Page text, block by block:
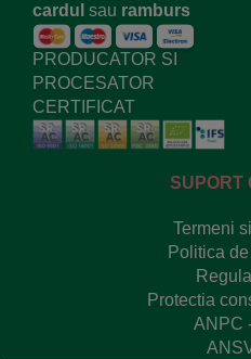
cardul sau ramburs
PRODUCATOR SI
PROCESATOR
CERTIFICAT
SUPORT
Termeni
Politica
Protectia
ANPC